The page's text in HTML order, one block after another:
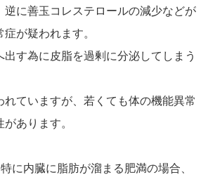
逆に善玉コレステロールの減少などが
が疑われます。
す為に皮脂を過剰に分泌してしまう
れていますが、若くても体の機能異常
あります。
に内臓に脂肪が溜まる肥満の場合、